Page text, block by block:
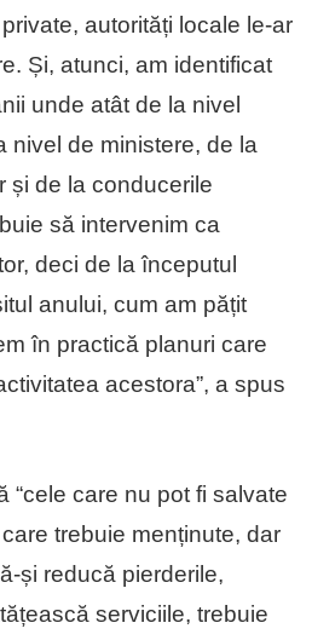
autorități locale le-ar
Și, atunci, am identificat
unde atât de la nivel
nivel de ministere, de la
și de la conducerile
să intervenim ca
deci de la începutul
anului, cum am pățit
în practică planuri care
acestora”, a spus
“cele care nu pot fi salvate
trebuie menținute, dar
și reducă pierderile,
serviciile, trebuie